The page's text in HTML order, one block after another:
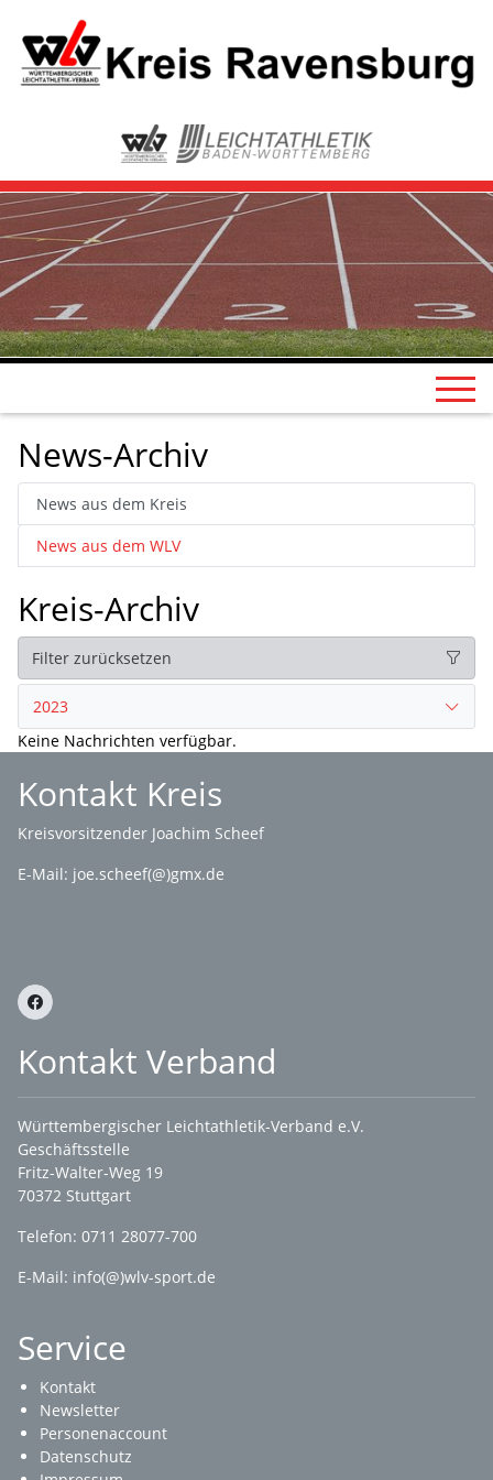
News-Archiv
News aus dem Kreis
News aus dem WLV
Kreis-Archiv
Filter zurücksetzen
2023
Keine Nachrichten verfügbar.
Kontakt Kreis
Kreisvorsitzender Joachim Scheef
E-Mail: joe.scheef(@)gmx.de
Kontakt Verband
Württembergischer Leichtathletik-Verband e.V.
Geschäftsstelle
Fritz-Walter-Weg 19
70372 Stuttgart
Telefon: 0711 28077-700
E-Mail: info(@)wlv-sport.de
Service
Kontakt
Newsletter
Personenaccount
Datenschutz